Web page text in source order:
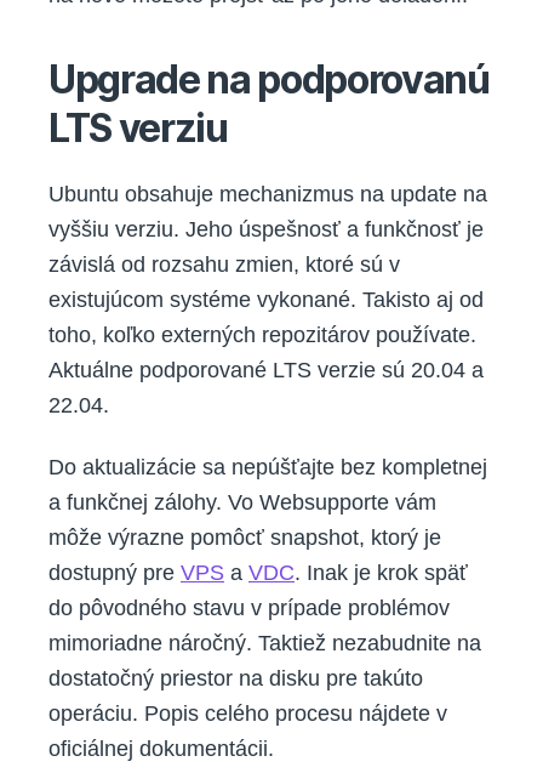
Upgrade na podporovanú
LTS verziu
Ubuntu obsahuje mechanizmus na update na
vyššiu verziu. Jeho úspešnosť a funkčnosť je
závislá od rozsahu zmien, ktoré sú v
existujúcom systéme vykonané. Takisto aj od
toho, koľko externých repozitárov používate.
Aktuálne podporované LTS verzie sú 20.04 a
22.04.
Do aktualizácie sa nepúšťajte bez kompletnej
a funkčnej zálohy. Vo Websupporte vám
môže výrazne pomôcť snapshot, ktorý je
dostupný pre VPS a VDC. Inak je krok späť
do pôvodného stavu v prípade problémov
mimoriadne náročný. Taktiež nezabudnite na
dostatočný priestor na disku pre takúto
operáciu. Popis celého procesu nájdete v
oficiálnej dokumentácii.